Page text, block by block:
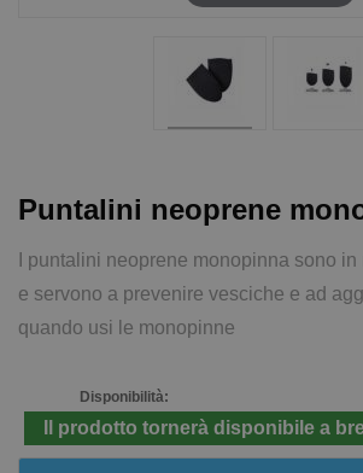
Puntalini neoprene
I puntalini neoprene monopinna sono
e servono a prevenire vesciche e ad
quando usi le monopinne
Disponibilità:
Il prodotto tornerà disponibile a